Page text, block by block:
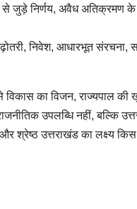
से जुड़े निर्णय, अवैध अतिक्रमण
निवेश, आधारभूत
विकास का विजन, राज्यपाल
उपलब्धि नहीं, बल्कि
श्रेष्ठ उत्तराखंड का लक्ष्य